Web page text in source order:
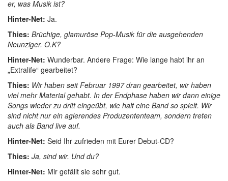
er, was Musik ist?
Hinter-Net: Ja.
Thies: Brüchige, glamuröse Pop-Musik für die ausgehenden
Neunziger. O.K?
Hinter-Net: Wunderbar. Andere Frage: Wie lange habt ihr an
„Extralife“ gearbeitet?
Thies: Wir haben seit Februar 1997 dran gearbeitet, wir haben
viel mehr Material gehabt. In der Endphase haben wir dann einige
Songs wieder zu dritt eingeübt, wie halt eine Band so spielt. Wir
sind nicht nur ein agierendes Produzententeam, sondern treten
auch als Band live auf.
Hinter-Net: Seid Ihr zufrieden mit Eurer Debut-CD?
Thies: Ja, sind wir. Und du?
Hinter-Net: Mir gefällt sie sehr gut.